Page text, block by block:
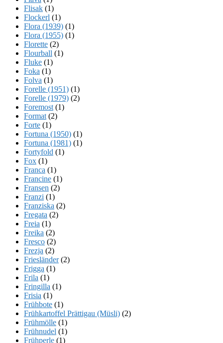
Flisak (1)
Flockerl (1)
Flora (1939) (1)
Flora (1955) (1)
Florette (2)
Flourball (1)
Fluke (1)
Foka (1)
Folva (1)
Forelle (1951) (1)
Forelle (1979) (2)
Foremost (1)
Format (2)
Forte (1)
Fortuna (1950) (1)
Fortuna (1981) (1)
Fortyfold (1)
Fox (1)
Franca (1)
Francine (1)
Fransen (2)
Franzi (1)
Franziska (2)
Fregata (2)
Freia (1)
Freika (2)
Fresco (2)
Frezja (2)
Friesländer(2)
Frigga (1)
Frila (1)
Fringilla (1)
Frisia (1)
Frühbote (1)
Frühkartoffel Prättigau (Müsli) (2)
Frühmölle (1)
Frühnudel (1)
Frühperle (1)